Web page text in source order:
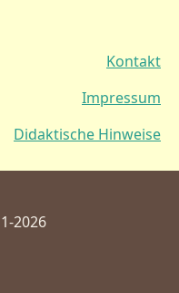
Kontakt
Impressum
Didaktische Hinweise
2026